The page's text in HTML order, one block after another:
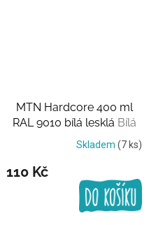
MTN Hardcore 400 ml
RAL 9010 bílá lesklá Bílá
Skladem (7 ks)
110 Kč